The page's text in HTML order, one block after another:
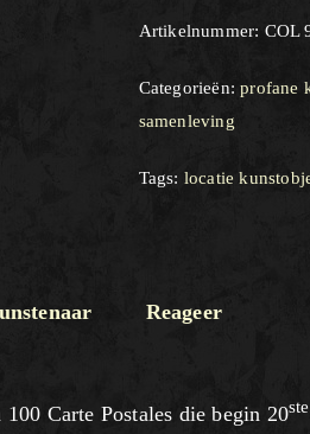
Artikelnummer: COL
Categorieën:profane
samenleving
Tags: locatie
Reageer
Carte Postales die begin 20ste